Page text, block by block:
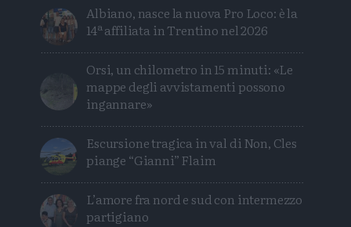
Albiano, nasce la nuova Pro Loco: è la
14ª affiliata in Trentino nel 2026
Orsi, un chilometro in 15 minuti: «Le
mappe degli avvistamenti possono
ingannare»
Escursione tragica in val di Non, Cles
piange “Gianni” Flaim
L’amore fra nord e sud con intermezzo
partigiano